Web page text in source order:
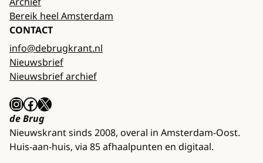
Bereik heel Amsterdam
CONTACT
info@debrugkrant.nl
Nieuwsbrief
Nieuwsbrief archief
InstagramFacebook X
de Brug
Nieuwskrant sinds 2008, overal in Amsterdam-Oost.
Huis-aan-huis, via 85 afhaalpunten en digitaal.